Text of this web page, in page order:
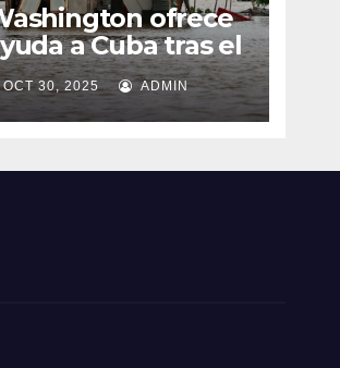
ofrece
a Cuba tras el
del huracán
OCT 30, 2025 ADMIN